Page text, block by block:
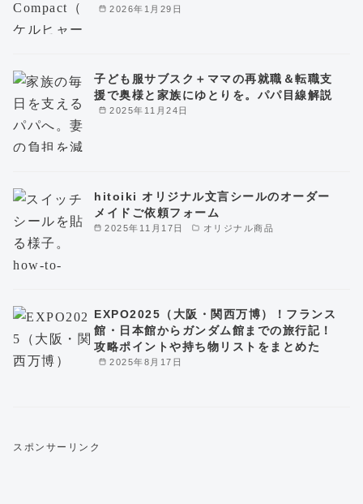
2026年1月29日
2025年11月24日
子ども服サブスク＋ママの再就職＆転職支
援で奥様と家族にゆとりを。パパ目線解説
2025年11月17日 オリジナル商品
hitoiki オリジナル文言シールのオーダー
メイドご依頼フォーム
2025年8月17日
EXPO2025（大阪・関西万博）！フランス
館・日本館からガンダム館までの旅行記！
攻略ポイントや持ち物リストをまとめた
スポンサーリンク